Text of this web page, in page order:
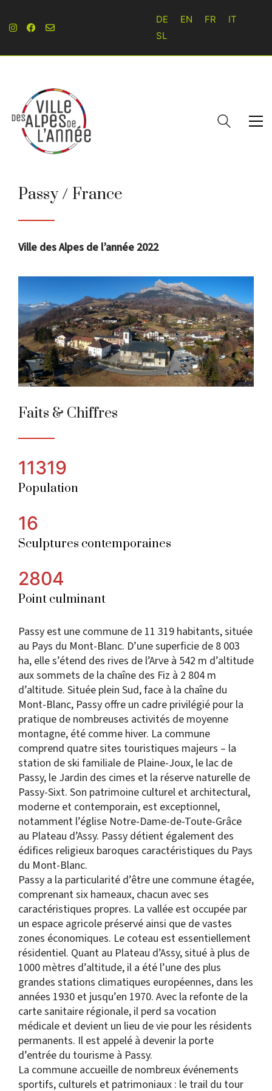
DE EN FR
IT
SL
Passy / France
Ville des Alpes de l’année 2022
Passy
Ville des Alpes de l'année 2022
Faits & Chiffres
11319
Population
16
Sculptures contemporaines
2804
Point culminant
Passy est une commune de 11 319 habitants, située
au Pays du Mont-Blanc. D’une superficie de 8 003
ha, elle s’étend des rives de l’Arve à 542 m d’altitude
aux sommets de la chaîne des Fiz à 2 804 m
d’altitude. Située plein Sud, face à la chaîne du
Mont-Blanc, Passy offre un cadre privilégié pour la
pratique de nombreuses activités de moyenne
montagne, été comme hiver. La commune
comprend quatre sites touristiques majeurs – la
station de ski familiale de Plaine-Joux, le lac de
Passy, le Jardin des cimes et la réserve naturelle de
Passy-Sixt. Son patrimoine culturel et architectural,
moderne et contemporain, est exceptionnel,
notamment l’église Notre-Dame-de-Toute-Grâce
au Plateau d’Assy. Passy détient également des
édifices religieux baroques caractéristiques du Pays
du Mont-Blanc.
Passy a la particularité d’être une commune étagée,
comprenant six hameaux, chacun avec ses
caractéristiques propres. La vallée est occupée par
un espace agricole préservé ainsi que de vastes
zones économiques. Le coteau est essentiellement
résidentiel. Quant au Plateau d’Assy, situé à plus de
1000 mètres d’altitude, il a été l’une des plus
grandes stations climatiques européennes, dans les
années 1930 et jusqu’en 1970. Avec la refonte de la
carte sanitaire régionale, il perd sa vocation
médicale et devient un lieu de vie pour les résidents
permanents. Il est appelé à devenir la porte
d’entrée du tourisme à Passy.
La commune accueille de nombreux événements
sportifs, culturels et patrimoniaux : le trail du tour